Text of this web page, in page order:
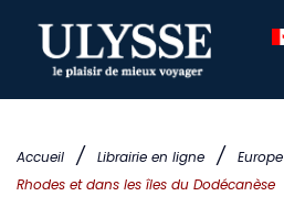
Accueil / Librairie en ligne / Europe
Rhodes et dans les îles du Dodécanèse